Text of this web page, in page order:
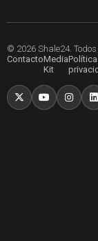
© 2026 Shale24.
ContactoMedia
Kit